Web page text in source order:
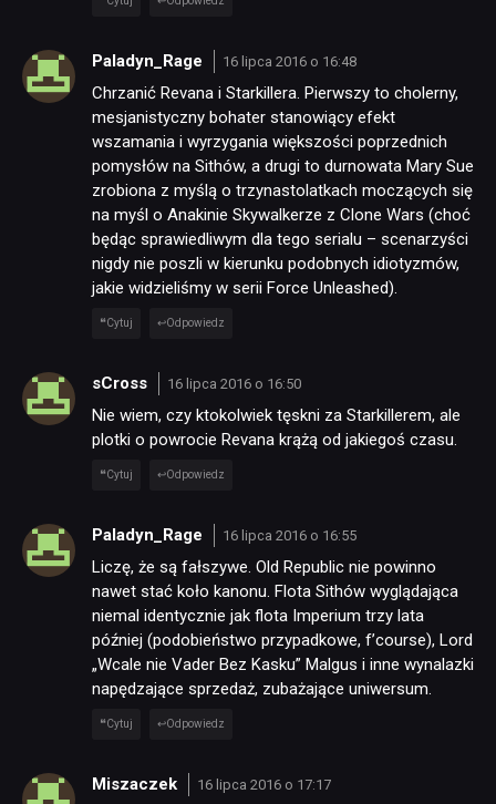
Paladyn_Rage 16 lipca 2016 o 16:48
Chrzanić Revana i Starkillera. Pierwszy to cholerny,
mesjanistyczny bohater stanowiący efekt
wszamania i wyrzygania większości poprzednich
pomysłów na Sithów, a drugi to durnowata Mary Sue
zrobiona z myślą o trzynastolatkach moczących się
na myśl o Anakinie Skywalkerze z Clone Wars (choć
będąc sprawiedliwym dla tego serialu – scenarzyści
nigdy nie poszli w kierunku podobnych idiotyzmów,
jakie widzieliśmy w serii Force Unleashed).
Cytuj Odpowiedz
sCross 16 lipca 2016 o 16:50
Nie wiem, czy ktokolwiek tęskni za Starkillerem, ale
plotki o powrocie Revana krążą od jakiegoś czasu.
Cytuj Odpowiedz
Paladyn_Rage 16 lipca 2016 o 16:55
Liczę, że są fałszywe. Old Republic nie powinno
nawet stać koło kanonu. Flota Sithów wyglądająca
niemal identycznie jak flota Imperium trzy lata
później (podobieństwo przypadkowe, f’course), Lord
„Wcale nie Vader Bez Kasku” Malgus i inne wynalazki
napędzające sprzedaż, zubażające uniwersum.
Cytuj Odpowiedz
Miszaczek 16 lipca 2016 o 17:17